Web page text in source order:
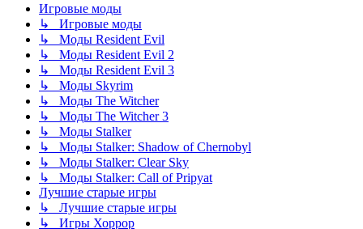
Игровые моды
↳ Игровые моды
↳ Моды Resident Evil
↳ Моды Resident Evil 2
↳ Моды Resident Evil 3
↳ Моды Skyrim
↳ Моды The Witcher
↳ Моды The Witcher 3
↳ Моды Stalker
↳ Моды Stalker: Shadow of Chernobyl
↳ Моды Stalker: Clear Sky
↳ Моды Stalker: Call of Pripyat
Лучшие старые игры
↳ Лучшие старые игры
↳ Игры Хоррор